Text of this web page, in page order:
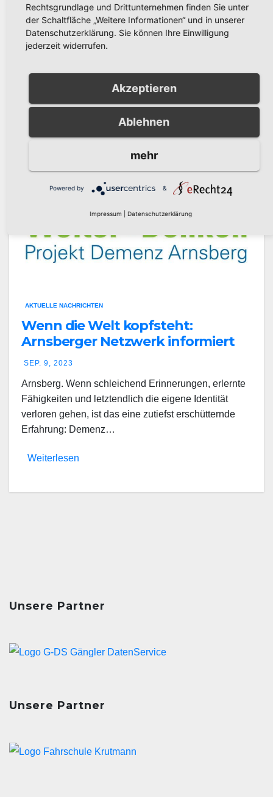
Ideen für ein besseres Miteinander" – unter diesem
Motto…
Weiterlesen
AKTUELLE NACHRICHTEN
Wenn die Welt kopfsteht:
Arnsberger Netzwerk informiert
zum Thema Demenz
SEP. 9, 2023
Arnsberg. Wenn schleichend Erinnerungen, erlernte
Fähigkeiten und letztendlich die eigene Identität
verloren gehen, ist das eine zutiefst erschütternde
Erfahrung: Demenz…
Weiterlesen
Unsere Partner
Unsere Partner
Rechtsgrundlage und Drittunternehmen finden Sie unter
der Schaltfläche „Weitere Informationen“ und in unserer
Datenschutzerklärung. Sie können Ihre Einwilligung
jederzeit widerrufen.
Akzeptieren
Ablehnen
mehr
Powered by &
Impressum Datenschutzerklärung